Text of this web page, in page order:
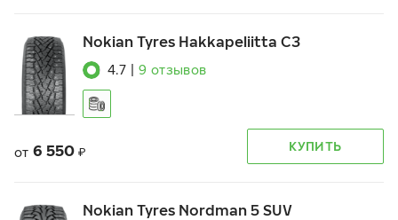
Nokian Tyres Hakkapeliitta C3
4.7 9 отзывов
от 6 550 ₽ КУПИТЬ
Nokian Tyres Nordman 5 SUV